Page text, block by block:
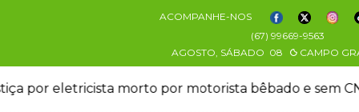
ACOMPANHE-NOS
(67) 99669-9563
AGOSTO, SÁBADO 08 CAMPO
por eletricista morto por motorista bêbado e sem